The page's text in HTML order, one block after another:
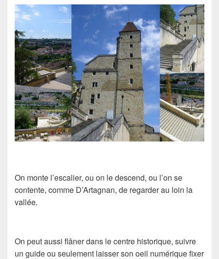
On monte l’escalier, ou on le descend, ou l’on se
contente, comme D’Artagnan, de regarder au loin la
vallée.
On peut aussi flâner dans le centre historique, suivre
un guide ou seulement laisser son oeil numérique fixer